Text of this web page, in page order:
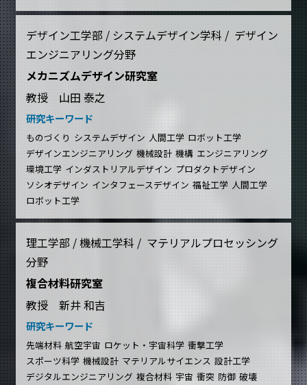
デザイン工学部 / システムデザイン学科 / デザイン
エンジニアリング分野
メカニズムデザイン研究室
教授 山田 泰之
研究キーワード
ものづくり システムデザイン 人間工学 ロボット工学
デザインエンジニアリング 機械設計 機構 エンジニアリング
環境工学 インダストリアルデザイン プロダクトデザイン
ソシオデザイン インタフェースデザイン 福祉工学 人間工学
ロボット工学
理工学部 / 機械工学科 / マテリアルプロセッシング
分野
複合材料研究室
教授 新井 和吉
研究キーワード
先端材料 航空宇宙 ロケット・宇宙科学 衝撃工学
スポーツ科学 機械設計 マテリアルサイエンス 設計工学
デジタルエンジニアリング 複合材料 宇宙 衝突 防御 破壊